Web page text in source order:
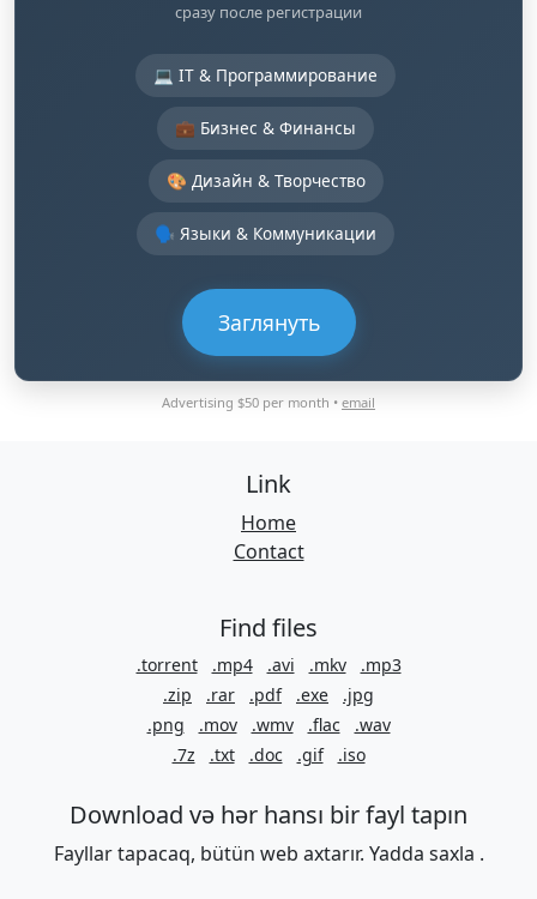
сразу после регистрации
💻 IT & Программирование
💼 Бизнес & Финансы
🎨 Дизайн & Творчество
🗣️ Языки & Коммуникации
Заглянуть
Advertising $50 per month • email
Link
Home
Contact
Find files
.torrent .mp4 .avi .mkv
.mp3
.zip
.rar .pdf .exe
.jpg
.png
.mov .wmv .flac
.wav
.7z
.txt .doc .gif .iso
Download və hər hansı bir fayl tapın
Fayllar tapacaq, bütün web axtarır. Yadda saxla .